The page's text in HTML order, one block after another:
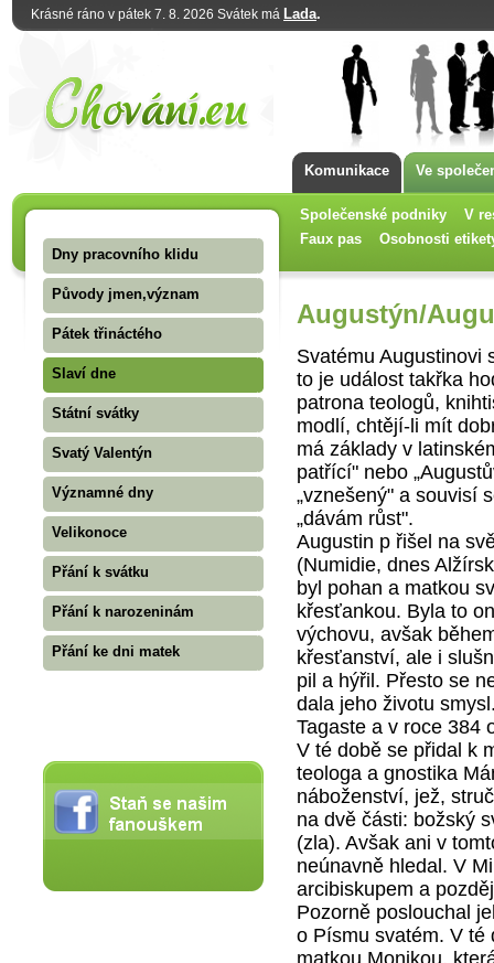
Krásné ráno v pátek 7. 8. 2026 Svátek má Lada.
Komunikace Ve
Společenské podniky
V
Faux pas
Osobnosti
Dny pracovního klidu
Původy jmen,význam
Pátek třináctého
Slaví dne
Státní svátky
Svatý Valentýn
Významné dny
Velikonoce
Přání k svátku
Přání k narozeninám
Přání ke dni matek
Augustýn/
Svatému Augustinovi
to je udá­lost takřka
patrona teologů,
modlí, chtějí-li mít
má základy v
patřící" nebo
„vznešený" a souvisí
„dávám růst".
Augustin p řišel na
(Numidie, dnes
byl pohan a matkou
křesťankou. Byla to
výchovu, avšak
křesťanství, ale i
pil a hýřil. Přesto se
dala jeho životu
Tagaste a v roce 384
V té době se přidal k
teologa a gnostika
náboženství, jež,
na dvě části: božský
(zla). Avšak ani v
neúnavně hledal. V
arcibiskupem a
Pozorně poslouchal
o Písmu svatém. V té
matkou Monikou,